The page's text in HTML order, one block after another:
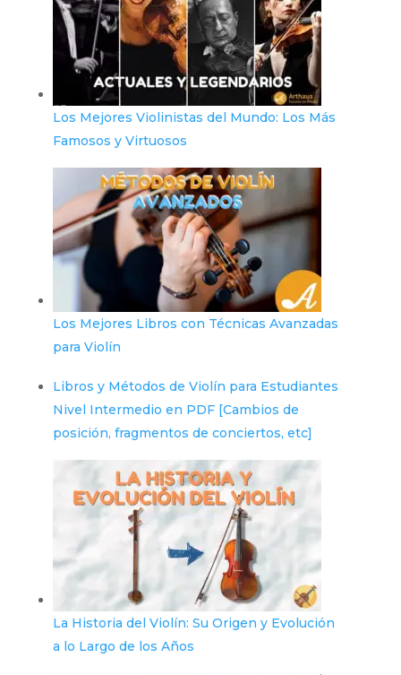
Los Mejores Violinistas del Mundo: Los Más
Famosos y Virtuosos
Los Mejores Libros con Técnicas Avanzadas
para Violín
Libros y Métodos de Violín para Estudiantes
Nivel Intermedio en PDF [Cambios de
posición, fragmentos de conciertos, etc]
La Historia del Violín: Su Origen y Evolución
a lo Largo de los Años